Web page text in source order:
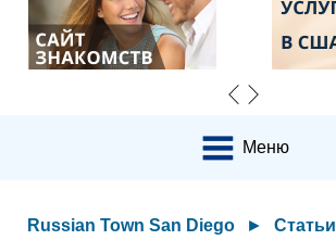
Меню
Russian Town San Diego ► Статьи